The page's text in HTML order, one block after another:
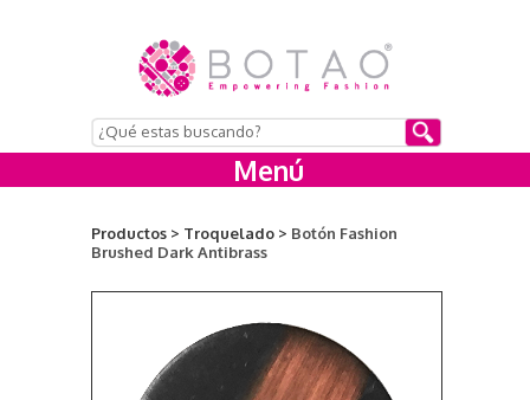
Menú
Productos > Troquelado > Botón Fashion
Brushed Dark Antibrass